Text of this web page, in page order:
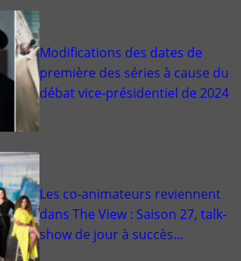
Modifications des dates de
première des séries à cause du
débat vice-présidentiel de 2024
Les co-animateurs reviennent
dans The View : Saison 27, talk-
show de jour à succès…